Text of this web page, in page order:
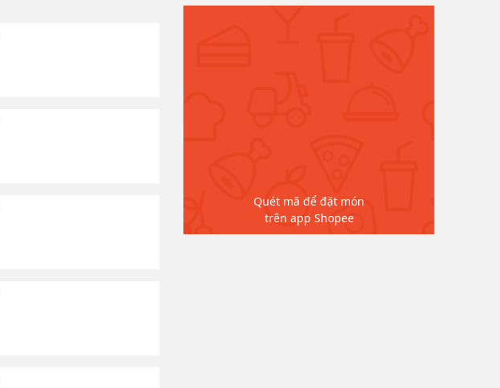
Quét mã để đặt món
trên app Shopee